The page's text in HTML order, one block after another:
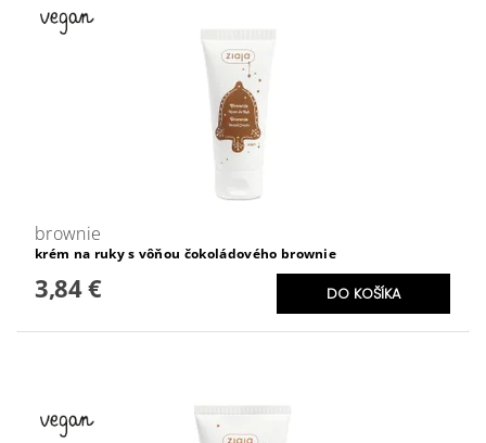
brownie
krém na ruky s vôňou čokoládového brownie
3,84 €